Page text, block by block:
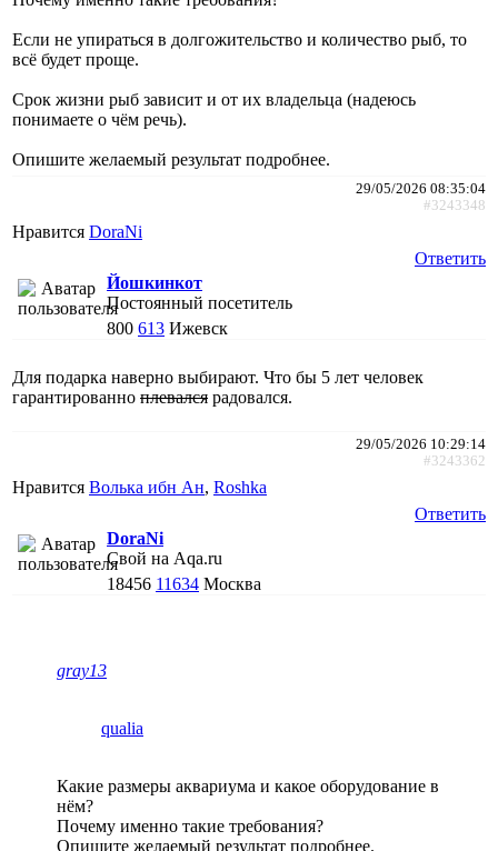
Если не упираться в долгожительство и количество рыб, то
всё будет проще.
Срок жизни рыб зависит и от их владельца (надеюсь
понимаете о чём речь).
Опишите желаемый результат подробнее.
29/05/2026 08:35:04
#3243348
Нравится DoraNi
Ответить
Йошкинкот
Постоянный посетитель
800 613 Ижевск
Для подарка наверно выбирают. Что бы 5 лет человек
гарантированно плевался радовался.
29/05/2026 10:29:14
#3243362
Нравится Волька ибн Ан, Roshka
Ответить
DoraNi
Свой на Aqa.ru
18456 11634 Москва
gray13
qualia
Какие размеры аквариума и какое оборудование в
нём?
Почему именно такие требования?
Опишите желаемый результат подробнее.